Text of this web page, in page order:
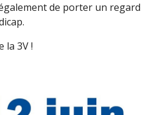
de porter un regard
la 3V !